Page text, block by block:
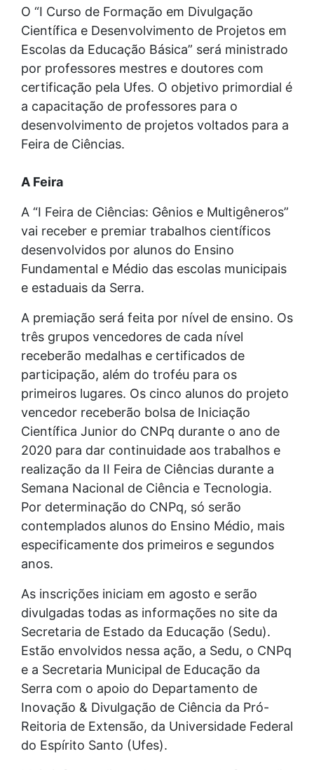
O “I Curso de Formação em Divulgação
Científica e Desenvolvimento de Projetos em
Escolas da Educação Básica” será ministrado
por professores mestres e doutores com
certificação pela Ufes. O objetivo primordial é
a capacitação de professores para o
desenvolvimento de projetos voltados para a
Feira de Ciências.
A Feira
A “I Feira de Ciências: Gênios e Multigêneros”
vai receber e premiar trabalhos científicos
desenvolvidos por alunos do Ensino
Fundamental e Médio das escolas municipais
e estaduais da Serra.
A premiação será feita por nível de ensino. Os
três grupos vencedores de cada nível
receberão medalhas e certificados de
participação, além do troféu para os
primeiros lugares. Os cinco alunos do projeto
vencedor receberão bolsa de Iniciação
Científica Junior do CNPq durante o ano de
2020 para dar continuidade aos trabalhos e
realização da II Feira de Ciências durante a
Semana Nacional de Ciência e Tecnologia.
Por determinação do CNPq, só serão
contemplados alunos do Ensino Médio, mais
especificamente dos primeiros e segundos
anos.
As inscrições iniciam em agosto e serão
divulgadas todas as informações no site da
Secretaria de Estado da Educação (Sedu).
Estão envolvidos nessa ação, a Sedu, o CNPq
e a Secretaria Municipal de Educação da
Serra com o apoio do Departamento de
Inovação & Divulgação de Ciência da Pró-
Reitoria de Extensão, da Universidade Federal
do Espírito Santo (Ufes).